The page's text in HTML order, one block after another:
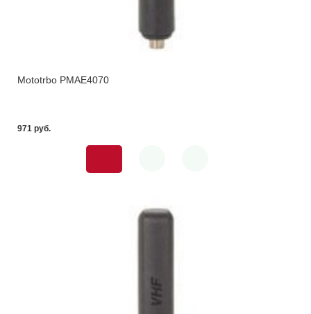
Mototrbo PMAE4070
971 pуб.